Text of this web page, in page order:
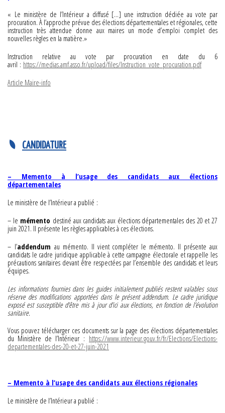
« Le ministère de l’Intérieur a diffusé […] une instruction dédiée au vote par
procuration. À l’approche prévue des élections départementales et régionales, cette
instruction très attendue donne aux maires un mode d’emploi complet des
nouvelles règles en la matière.»
Instruction relative au vote par procuration en date du 6
avril : https://medias.amf.asso.fr/upload/files/Instruction_vote_procuration.pdf
Article Maire-info
CANDIDATURE
– Memento à l’usage des candidats aux élections
départementales
Le ministère de l’Intérieur a publié :
– le mémento destiné aux candidats aux élections départementales des 20 et 27
juin 2021. Il présente les règles applicables à ces élections.
– l’addendum au mémento. Il vient compléter le mémento. Il présente aux
candidats le cadre juridique applicable à cette campagne électorale et rappelle les
précautions sanitaires devant être respectées par l’ensemble des candidats et leurs
équipes.
Les informations fournies dans les guides initialement publiés restent valables sous
réserve des modifications apportées dans le présent addendum. Le cadre juridique
exposé est susceptible d’être mis à jour d’ici aux élections, en fonction de l’évolution
sanitaire.
Vous pouvez télécharger ces documents sur la page des élections départementales
du Ministère de l’Intérieur : https://www.interieur.gouv.fr/fr/Elections/Elections-
departementales-des-20-et-27-juin-2021
– Memento à l’usage des candidats aux élections régionales
Le ministère de l’Intérieur a publié :